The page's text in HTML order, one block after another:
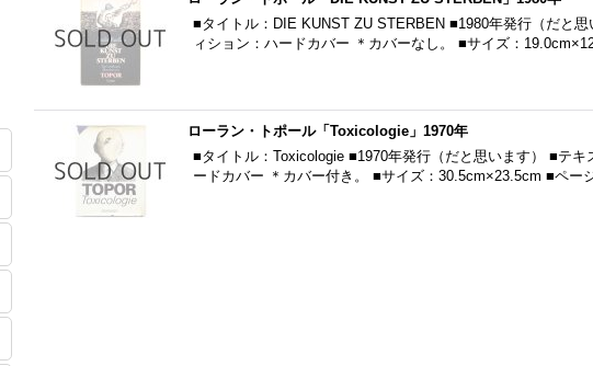
■タイトル：DIE KUNST ZU STERBEN ■1980年発行（だと
ィション：ハードカバー ＊カバーなし。 ■サイズ：
ローラン・トポール「Toxicologie」1970年
■タイトル：Toxicologie ■1970年発行（だと思います） ■テ
ードカバー ＊カバー付き。 ■サイズ：30.5cm×23.5cm ■ペー